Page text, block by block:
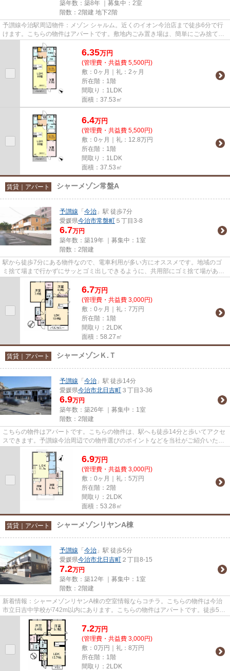
築年数：築8年 ｜募集中： 2室
階数：2階建 地下2階
予讃線今治駅周辺物件：メゾン シャルム。近くのイオン今治店まで徒歩6分で行
けます。こちらの物件はアパートです。敷地内ごみ置き場は、簡単にごみ捨てが
できるのが魅力です。当社な...
6.35万円
(管理費・共益費 5,500円)
敷：0ヶ月｜礼：2ヶ月
所在階：1階
間取り：1LDK
面積：37.53㎡
6.4万円
(管理費・共益費 5,500円)
敷：0ヶ月｜礼：12.8万円
所在階：1階
間取り：1LDK
面積：37.53㎡
賃貸｜アパート シャーメゾン常盤A
予讃線 「 今治 」駅 徒歩7分
愛媛県今治市常盤町 ５丁目3-8
6.7万円
築年数：築19年 ｜募集中： 1室
階数：2階建
駅から徒歩7分にある物件なので、電車利用が多い方にオススメです。地域のゴ
ミ捨て場まで行かずにサッとゴミ出しできるように、共用部にゴミ捨て場があり
ます。こちらの物件はアパート...
6.7万円
(管理費・共益費 3,000円)
敷：0ヶ月｜礼：7万円
所在階：1階
間取り：2LDK
面積：58.27㎡
賃貸｜アパート シャーメゾンＫ.Ｔ
予讃線 「 今治 」駅 徒歩14分
愛媛県今治市北日吉町 ３丁目3-36
6.9万円
築年数：築26年 ｜募集中： 1室
階数：2階建
こちらの物件はアパートです。こちらの物件は、駅へも徒歩14分と歩いてアクセ
スできます。予讃線今治周辺での物件選びのポイントなどを当社がご紹介いたし
ます。0898-33-0011またはinf...
6.9万円
(管理費・共益費 3,000円)
敷：0ヶ月｜礼：5万円
所在階：2階
間取り：2LDK
面積：53.28㎡
賃貸｜アパート シャーメゾンリヤンA棟
予讃線 「 今治 」駅 徒歩5分
愛媛県今治市北日吉町 ２丁目8-15
7.2万円
築年数：築12年 ｜募集中： 1室
階数：2階建
新着情報：シャーメゾンリヤンA棟の空室情報ならコチラ。こちらの物件は今治
市立日吉中学校が742m以内にあります。こちらの物件はアパートです。徒歩5分
で駅にアクセスできる物件です...
7.2万円
(管理費・共益費 3,000円)
敷：0万円｜礼：8万円
所在階：1階
間取り：2LDK